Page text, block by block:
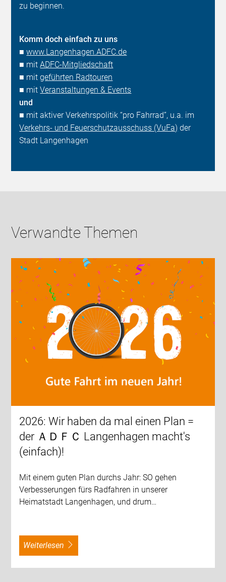
zu beginnen.
Komm doch einfach zu uns
■www.Langenhagen.ADFC.de
■ mitADFC-Mitgliedschaft
■ mitgeführten Radtouren
■ mitVeranstaltungen & Events
und
■ mit aktiver Verkehrspolitik “pro Fahrrad”, u.a. im
Verkehrs- und Feuerschutzausschuss (VuFa) der
Stadt Langenhagen
Verwandte Themen
2026: Wir haben da mal einen Plan =
der ＡＤＦＣ Langenhagen macht's
(einfach)!
Mit einem guten Plan durchs Jahr: SO gehen
Verbesserungen fürs Radfahren in unserer
Heimatstadt Langenhagen, und drum…
weiterlesen